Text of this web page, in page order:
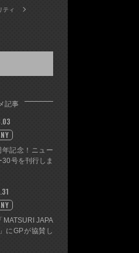
ティ
記事
年記念！ニュー
30号を刊行しま
MATSURI JAPA
にGPが協賛し